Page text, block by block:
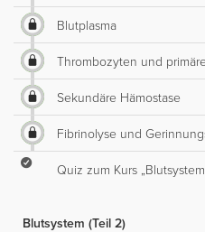
Blutplasma
Thrombozyten und
Sekundäre Hämostase
Fibrinolyse und
Quiz zum Kurs
Blutsystem (Teil 2)